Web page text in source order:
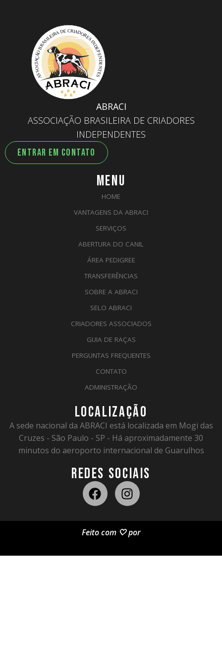
ABRACI
ASSOCIAÇÃO BRASILEIRA DE CRIADORES
INDEPENDENTES
ENTRAR EM CONTATO
MENU
HOME
VANTAGENS DA ABRACI
SERVIÇOS
ABERTURA DO CANIL
ÁREA PEDIGREE
TRANSFERÊNCIAS
SOBRE A ABRACI
SELO ABRACI
CRIADORES ASSOCIADOS
GUIA DE RAÇAS
PERGUNTAS FREQUENTES
CONTATO
ADMINISTRAÇÃO
LOCALIZAÇÃO
A sede nacional da ABRACI está localizada em Mogi das
Cruzes - São Paulo - SP - Há aproximadamente 30
minutos do aeroporto internacional de Guarulhos
REDES SOCIAIS
Feito com 🤍 por